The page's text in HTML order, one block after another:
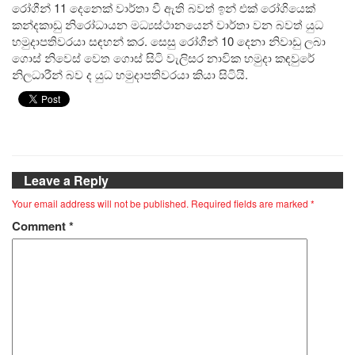
රෝගීන් 11 දෙනෙක් වාර්තා වී ඇති බවත් ඉන් එක් රෝගියෙක්
කන්දකාඩු නිරෝධායන මධ්‍යස්ථානයෙන් වාර්තා වන බවත් යුධ
හමුදාපතිවරයා සඳහන් කර. සෙසු රෝගීන් 10 දෙනා නිවාඩු ලබා
ගොස් නිවෙස් වෙත ගොස් සිටි වැලිසර නාවික හමුදා කඳවුරේ
නිලධාරීන් බව ද යුධ හමුදාපතිවරයා කියා සිටියි.
Leave a Reply
Your email address will not be published. Required fields are marked *
Comment*